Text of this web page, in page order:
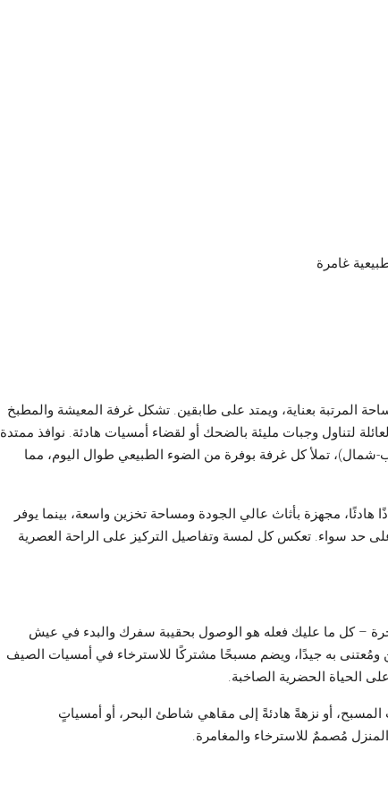
غامرة
أمتار مربعة من المساحة المرتبة بعناية، ويمتد على طابقين. تشكل غرفة المعيشة والمطبخ
لتناول وجبات مليئة بالضحك أو لقضاء أمسيات هادئة. نوافذ ممتدة
تملأ كل غرفة بوفرة من الضوء الطبيعي طوال اليوم، مما
مجهزة بأثاث عالي الجودة ومساحة تخزين واسعة، بينما يوفر
على حد سواء. تعكس كل لمسة وتفاصيل التركيز على الراحة العصرية
– كل ما عليك فعله هو الوصول بحقيبة سفرك والبدء في عيش
به جيدًا، ويضم مسبحًا مشتركًا للاسترخاء في أمسيات الصيف
الحياة الحضرية الصاخبة.
أو نزهةً هادئةً إلى مقاهي شاطئ البحر، أو أمسياتٍ
مُصممٌ للاسترخاء والمغامرة.